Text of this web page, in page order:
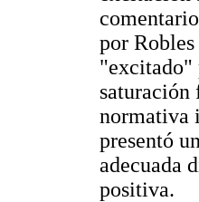
por
"excitado"
saturación
normativa
presentó
adecuada
positiva.